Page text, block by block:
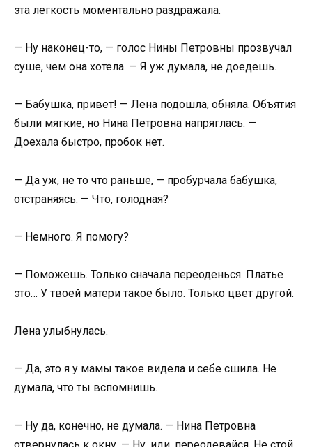
эта легкость моментально раздражала.
— Ну наконец-то, — голос Нины Петровны прозвучал
суше, чем она хотела. — Я уж думала, не доедешь.
— Бабушка, привет! — Лена подошла, обняла. Объятия
были мягкие, но Нина Петровна напряглась. —
Доехала быстро, пробок нет.
— Да уж, не то что раньше, — пробурчала бабушка,
отстраняясь. — Что, голодная?
— Немного. Я помогу?
— Поможешь. Только сначала переоденься. Платье
это… У твоей матери такое было. Только цвет другой.
Лена улыбнулась.
— Да, это я у мамы такое видела и себе сшила. Не
думала, что ты вспомнишь.
— Ну да, конечно, не думала. — Нина Петровна
отвернулась к окну. — Ну, иди, переодевайся. Не стой